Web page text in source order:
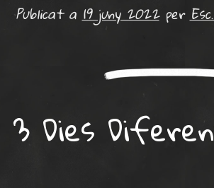
Publicat a19 juny 2022per
3 Dies